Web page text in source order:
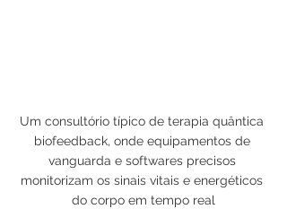
Um consultório típico de terapia quântica
biofeedback, onde equipamentos de
vanguarda e softwares precisos
monitorizam os sinais vitais e energéticos
do corpo em tempo real